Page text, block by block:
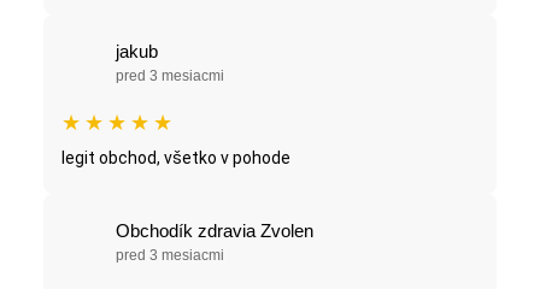
jakub
pred 3 mesiacmi
★ ★ ★ ★ ★
legit obchod, všetko v pohode
Obchodík zdravia Zvolen
pred 3 mesiacmi